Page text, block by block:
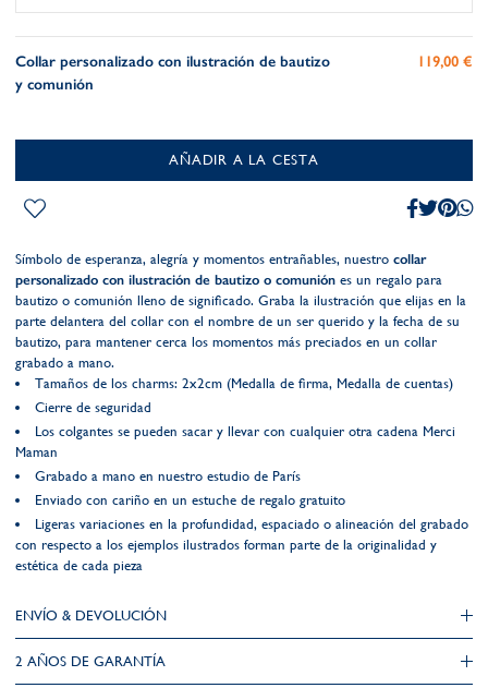
Collar personalizado con ilustración de bautizo
y comunión
119,00 €
AÑADIR A LA CESTA
Símbolo de esperanza, alegría y momentos entrañables, nuestro collar
personalizado con ilustración de bautizo o comunión es un regalo para
bautizo o comunión lleno de significado. Graba la ilustración que elijas en la
parte delantera del collar con el nombre de un ser querido y la fecha de su
bautizo, para mantener cerca los momentos más preciados en un collar
grabado a mano.
Tamaños de los charms: 2x2cm (Medalla de firma, Medalla de cuentas)
Cierre de seguridad
Los colgantes se pueden sacar y llevar con cualquier otra cadena Merci
Maman
Grabado a mano en nuestro estudio de París
Enviado con cariño en un estuche de regalo gratuito
Ligeras variaciones en la profundidad, espaciado o alineación del grabado
con respecto a los ejemplos ilustrados forman parte de la originalidad y
estética de cada pieza
ENVÍO & DEVOLUCIÓN
2 AÑOS DE GARANTÍA​